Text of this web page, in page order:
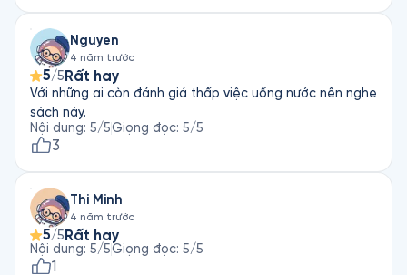
Nguyen
4 năm trước
5/5 Rất hay
Với những ai còn đánh giá thấp việc uống nước nên nghe
sách này.
Nội dung: 5/5Giọng đọc: 5/5
3
Thi Minh
4 năm trước
5/5 Rất hay
Nội dung: 5/5Giọng đọc: 5/5
1